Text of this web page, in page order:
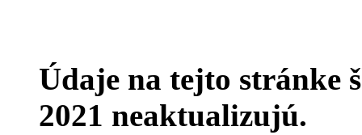
Údaje na tejto stránke
2021 neaktualizujú.